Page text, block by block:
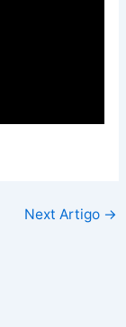
Next Artigo →